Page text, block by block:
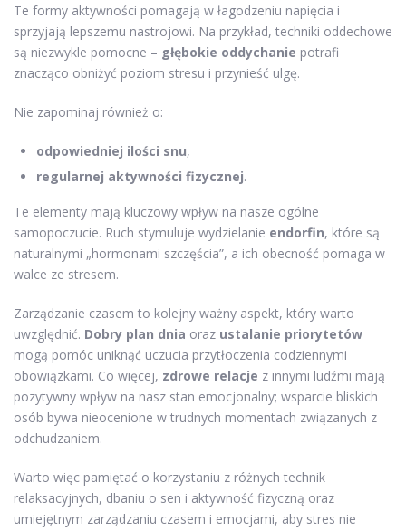
Te formy aktywności pomagają w łagodzeniu napięcia i
sprzyjają lepszemu nastrojowi. Na przykład, techniki oddechowe
są niezwykle pomocne – głębokie oddychanie potrafi
znacząco obniżyć poziom stresu i przynieść ulgę.
Nie zapominaj również o:
odpowiedniej ilości snu,
regularnej aktywności fizycznej.
Te elementy mają kluczowy wpływ na nasze ogólne
samopoczucie. Ruch stymuluje wydzielanie endorfin, które są
naturalnymi „hormonami szczęścia”, a ich obecność pomaga w
walce ze stresem.
Zarządzanie czasem to kolejny ważny aspekt, który warto
uwzględnić. Dobry plan dnia oraz ustalanie priorytetów
mogą pomóc uniknąć uczucia przytłoczenia codziennymi
obowiązkami. Co więcej, zdrowe relacje z innymi ludźmi mają
pozytywny wpływ na nasz stan emocjonalny; wsparcie bliskich
osób bywa nieocenione w trudnych momentach związanych z
odchudzaniem.
Warto więc pamiętać o korzystaniu z różnych technik
relaksacyjnych, dbaniu o sen i aktywność fizyczną oraz
umiejętnym zarządzaniu czasem i emocjami, aby stres nie